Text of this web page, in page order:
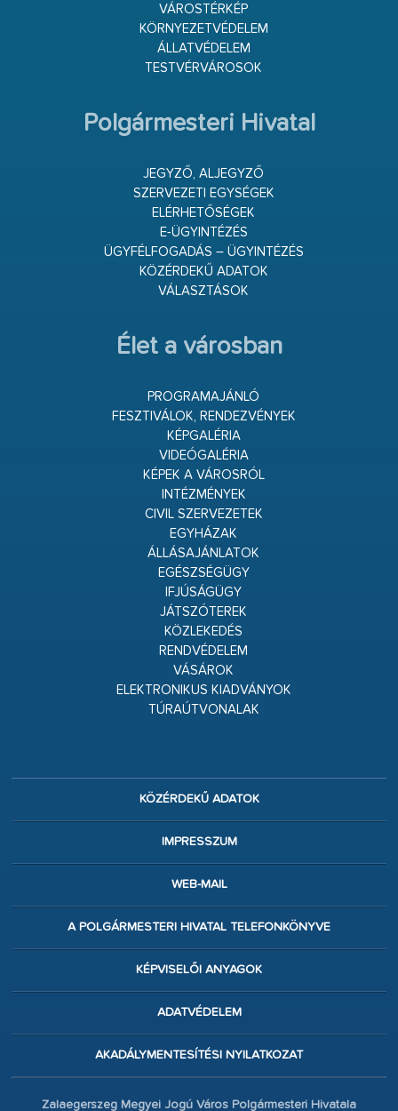
VÁROSTÉRKÉP
KÖRNYEZETVÉDELEM
ÁLLATVÉDELEM
TESTVÉRVÁROSOK
Polgármesteri Hivatal
JEGYZŐ, ALJEGYZŐ
SZERVEZETI EGYSÉGEK
ELÉRHETŐSÉGEK
E-ÜGYINTÉZÉS
ÜGYFÉLFOGADÁS – ÜGYINTÉZÉS
KÖZÉRDEKŰ ADATOK
VÁLASZTÁSOK
Élet a városban
PROGRAMAJÁNLÓ
FESZTIVÁLOK, RENDEZVÉNYEK
KÉPGALÉRIA
VIDEÓGALÉRIA
KÉPEK A VÁROSRÓL
INTÉZMÉNYEK
CIVIL SZERVEZETEK
EGYHÁZAK
ÁLLÁSAJÁNLATOK
EGÉSZSÉGÜGY
IFJÚSÁGÜGY
JÁTSZÓTEREK
KÖZLEKEDÉS
RENDVÉDELEM
VÁSÁROK
ELEKTRONIKUS KIADVÁNYOK
TÚRAÚTVONALAK
KÖZÉRDEKŰ ADATOK
IMPRESSZUM
WEB-MAIL
A POLGÁRMESTERI HIVATAL TELEFONKÖNYVE
KÉPVISELŐI ANYAGOK
ADATVÉDELEM
AKADÁLYMENTESÍTÉSI NYILATKOZAT
Zalaegerszeg Megyei Jogú Város Polgármesteri Hivatala